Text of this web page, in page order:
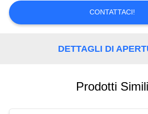
PRIVACY
POLICY
CONTATTACI!
DETTAGLI DI
Prodotti Simili